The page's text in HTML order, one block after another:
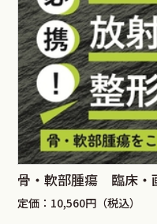
骨・軟部腫瘍 臨床
定価：10,560円（税込）